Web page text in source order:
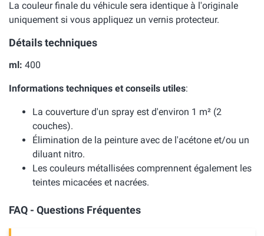
La couleur finale du véhicule sera identique à l'originale
uniquement si vous appliquez un vernis protecteur.
Détails techniques
ml: 400
Informations techniques et conseils utiles:
La couverture d'un spray est d'environ 1 m² (2
couches).
Élimination de la peinture avec de l'acétone et/ou un
diluant nitro.
Les couleurs métallisées comprennent également les
teintes micacées et nacrées.
FAQ - Questions Fréquentes